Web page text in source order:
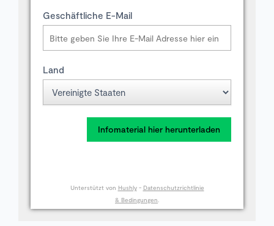
Geschäftliche E-Mail
Land
Infomaterial hier herunterladen
Unterstützt von Hushly- Datenschutzrichtlinie
& Bedingungen